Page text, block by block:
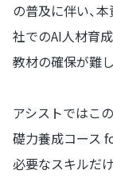
の普及に伴い、
社でのAI人材育
教材の確保が難
アシストではこ
礎力養成コース
必要なスキルだ